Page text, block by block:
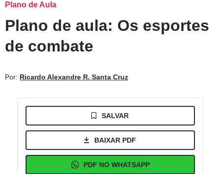
Plano de Aula
Plano de aula: Os esportes
de combate
Por: Ricardo Alexandre R. Santa Cruz
SALVAR
BAIXAR PDF
PDF NO WHATSAPP